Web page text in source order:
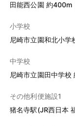
田能西公園 約400m
小学校
尼崎市立園和北小学
中学校
尼崎市立園田中学校
その他利便施設1
猪名寺駅(JR西日本